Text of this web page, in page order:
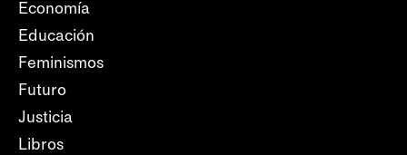
Economía
Educación
Feminismos
Futuro
Justicia
Libros